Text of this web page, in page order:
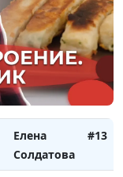
Елена
Солдатова
#15
Елена
Солдатова
#14
Елена
Солдатова
#13